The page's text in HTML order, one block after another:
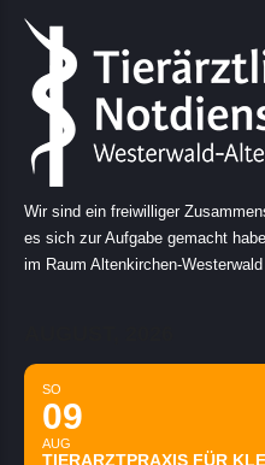
Wir sind ein freiwilliger
es sich zur Aufgabe gemacht
im Raum Altenkirchen-
SO
09
AUG
TIERARZTPRAXIS FÜR